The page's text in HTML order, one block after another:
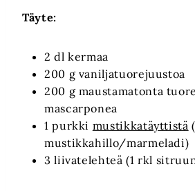
Täyte:
2 dl kermaa
200 g vaniljatuorejuustoa
200 g maustamatonta
mascarponea
1 purkki mustikkatäyttistä
mustikkahillo/marmeladi)
3 liivatelehteä (1 rkl